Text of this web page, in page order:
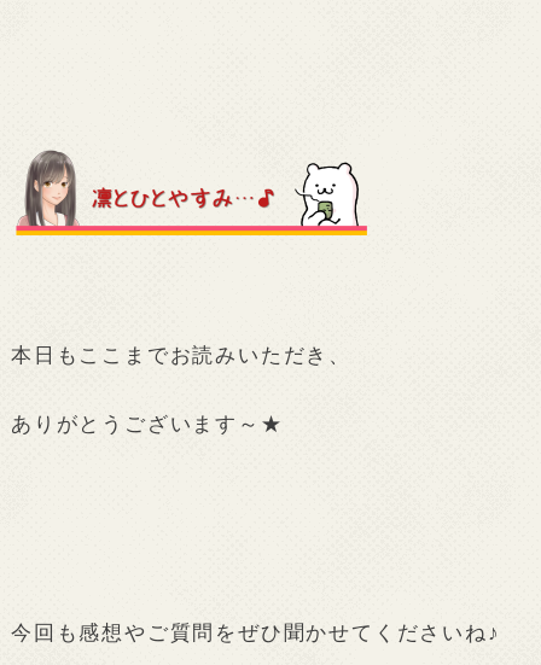
本日もここまでお読みいただき、
ありがとうございます～★
今回も感想やご質問をぜひ聞かせてくださいね♪